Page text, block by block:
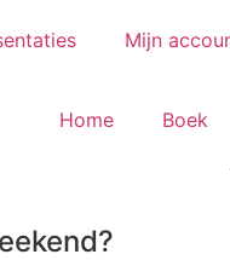
Mijn
Home Boek